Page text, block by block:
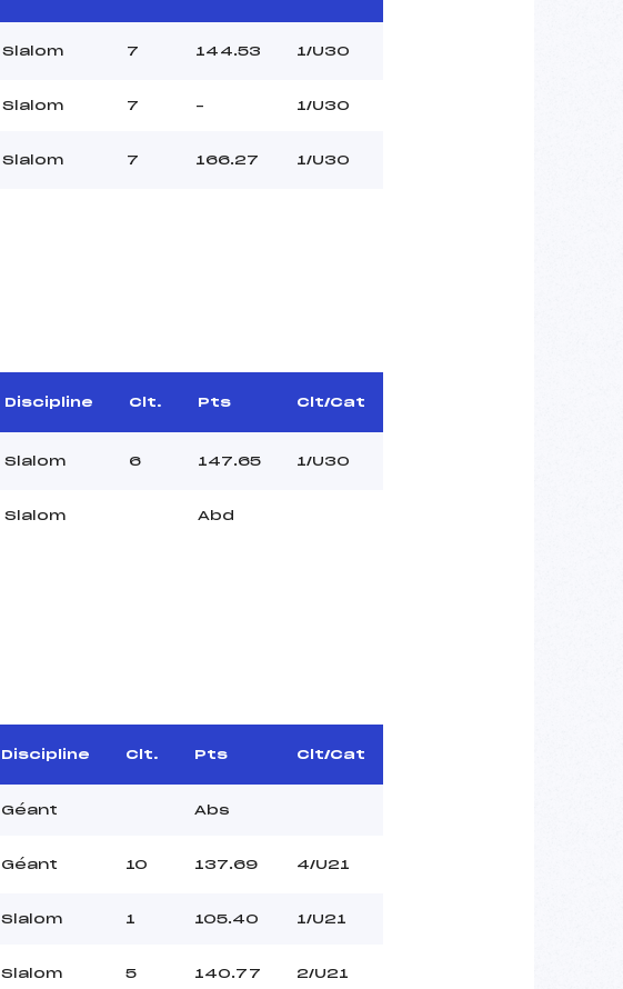
Slalom 7 144.53 1/U30
Slalom 7 – 1/U30
Slalom 7 166.27 1/U30
Discipline Clt. Pts Clt/Cat
Slalom 6 147.65 1/U30
Slalom Abd
Discipline Clt. Pts Clt/Cat
Géant Abs
Géant 10 137.69 4/U21
Slalom 1 105.40 1/U21
Slalom 5 140.77 2/U21